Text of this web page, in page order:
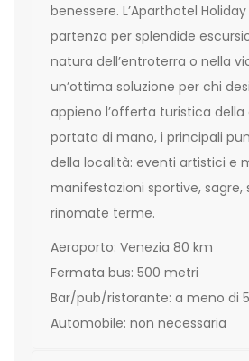
benessere. L’Aparthotel
partenza per splendide
natura dell’entroterra o nella
un’ottima soluzione per chi
appieno l’offerta turistica
portata di mano, i principali
della località: eventi artistici e
manifestazioni sportive, sagre,
rinomate terme.
Aeroporto: Venezia 80 km
Fermata bus: 500 metri
Bar/pub/ristorante: a meno di
Automobile: non necessaria